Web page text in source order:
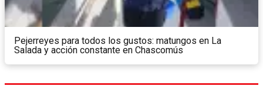
Pejerreyes para todos los gustos: matungos en La
Salada y acción constante en Chascomús